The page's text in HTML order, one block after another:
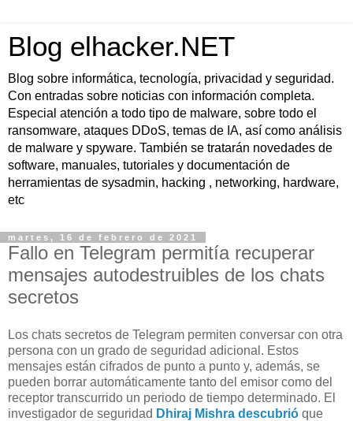
Blog elhacker.NET
Blog sobre informática, tecnología, privacidad y seguridad.
Con entradas sobre noticias con información completa.
Especial atención a todo tipo de malware, sobre todo el
ransomware, ataques DDoS, temas de IA, así como análisis
de malware y spyware. También se tratarán novedades de
software, manuales, tutoriales y documentación de
herramientas de sysadmin, hacking , networking, hardware,
etc
martes, 16 de febrero de 2021
Fallo en Telegram permitía recuperar
mensajes autodestruibles de los chats
secretos
Los chats secretos de Telegram permiten conversar con otra
persona con un grado de seguridad adicional. Estos
mensajes están cifrados de punto a punto y, además, se
pueden borrar automáticamente tanto del emisor como del
receptor transcurrido un periodo de tiempo determinado. El
investigador de seguridad Dhiraj Mishra descubrió que